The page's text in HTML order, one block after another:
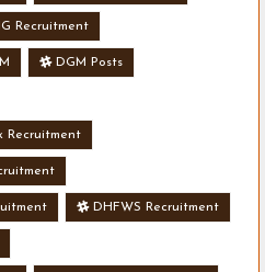
Recruitment
DGM Posts
Recruitment
DHFWS Recruitment